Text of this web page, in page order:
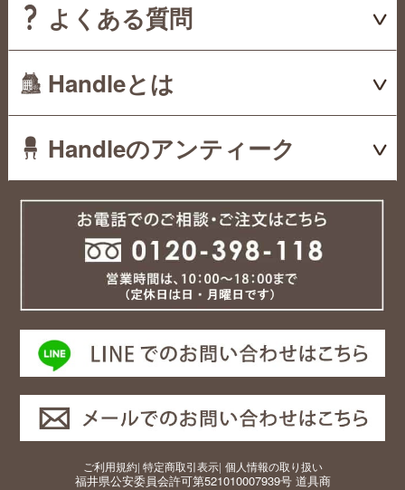
よくある質問
Handleとは
Handleのアンティーク
ご利用規約| 特定商取引表示| 個人情報の取り扱い
福井県公安委員会許可第521010007939号 道具商